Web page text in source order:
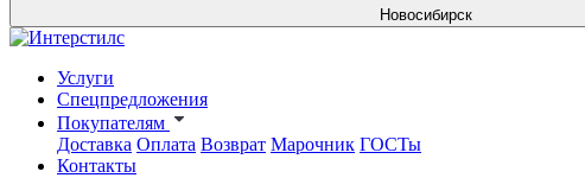
Новосибирск
Услуги
Спецпредложения
Покупателям
Доставка Оплата Возврат Марочник ГОСТы
Контакты